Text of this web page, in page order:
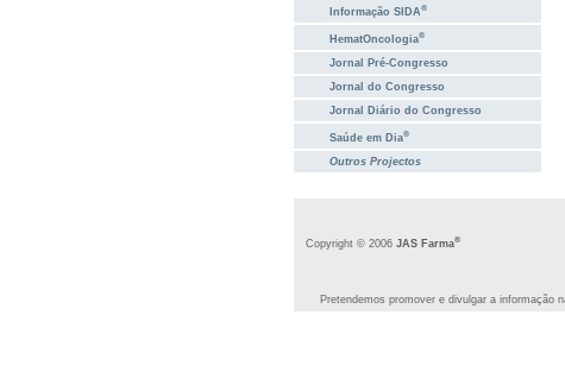
Informação SIDA®
HematOncologia®
Jornal Pré-Congresso
Jornal do Congresso
Jornal Diário do Congresso
Saúde em Dia®
Outros Projectos
Copyright © 2006 JAS Farma®
Pretendemos promover e divulgar a informação